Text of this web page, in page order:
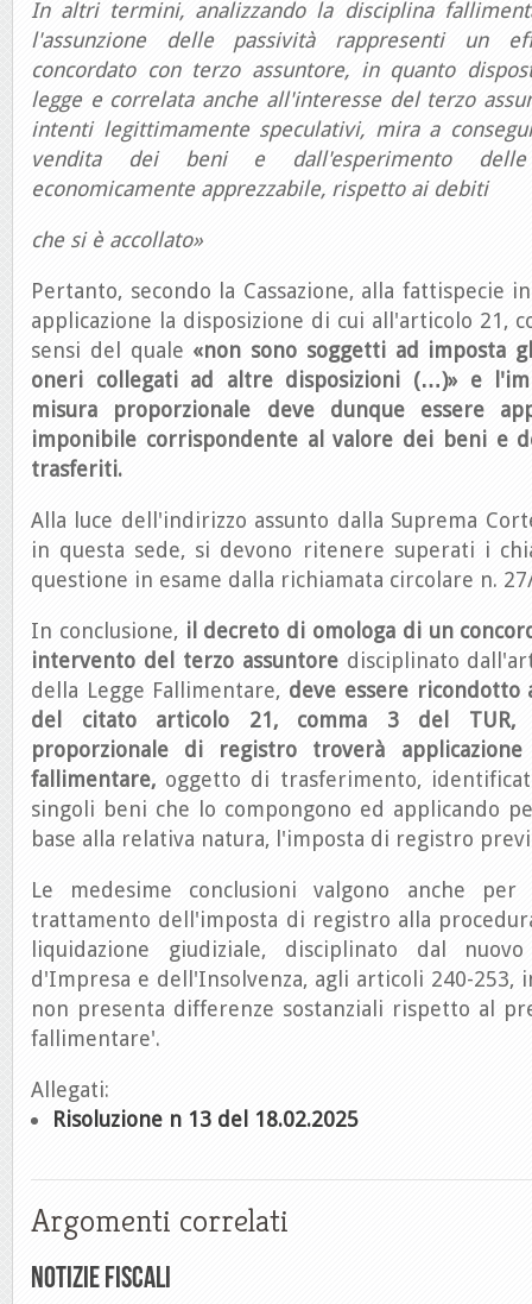
In altri termini, analizzando la disciplina
l'assunzione delle passività rappresenti un
concordato con terzo assuntore, in quanto
legge e correlata anche all'interesse del terzo
intenti legittimamente speculativi, mira a
vendita dei beni e dall'esperimento
economicamente apprezzabile, rispetto ai debiti
che si è accollato»
Pertanto, secondo la Cassazione, alla fattispecie
applicazione la disposizione di cui all'articolo 21,
sensi del quale «non sono soggetti ad imposta
oneri collegati ad altre disposizioni (…)» e
misura proporzionale deve dunque essere
imponibile corrispondente al valore dei beni e
trasferiti.
Alla luce dell'indirizzo assunto dalla Suprema
in questa sede, si devono ritenere superati i
questione in esame dalla richiamata circolare n.
In conclusione,il decreto di omologa di un
intervento del terzo assuntoredisciplinato
della Legge Fallimentare, deve essere ricondotto
del citato articolo 21, comma 3 del TUR,
proporzionale di registro troverà
fallimentare, oggetto di trasferimento,
singoli beni che lo compongono ed applicando
base alla relativa natura, l'imposta di registro
Le medesime conclusioni valgono anche
trattamento dell'imposta di registro alla
liquidazione giudiziale, disciplinato dal
d'Impresa e dell'Insolvenza, agli articoli 240-253,
non presenta differenze sostanziali rispetto al
fallimentare'.
Allegati:
Risoluzione n 13 del 18.02.2025
Argomenti correlati
Notizie Fiscali